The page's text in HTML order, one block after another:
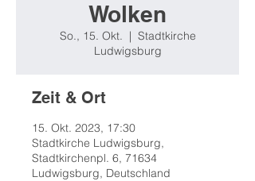
Wolken
So., 15. Okt.
  |
Stadtkirche
Ludwigsburg
Zeit & Ort
15. Okt. 2023, 17:30
Stadtkirche Ludwigsburg,
Stadtkirchenpl. 6, 71634
Ludwigsburg, Deutschland